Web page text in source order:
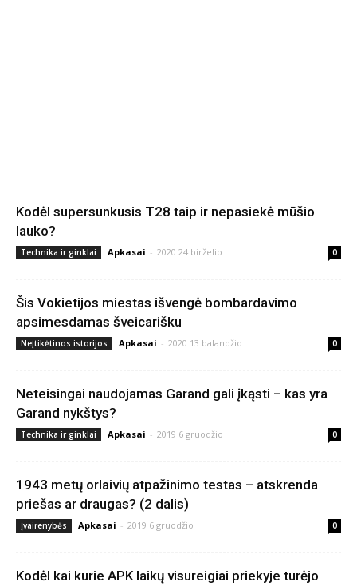
Kodėl supersunkusis T28 taip ir nepasiekė mūšio
lauko?
Technika ir ginklai Apkasai - 2020 24 birželio 0
Šis Vokietijos miestas išvengė bombardavimo
apsimesdamas šveicarišku
Neįtikėtinos istorijos Apkasai - 2020 13 balandžio 0
Neteisingai naudojamas Garand gali įkąsti – kas yra
Garand nykštys?
Technika ir ginklai Apkasai - 2019 6 gruodžio 0
1943 metų orlaivių atpažinimo testas – atskrenda
priešas ar draugas? (2 dalis)
Įvairenybės Apkasai - 2019 6 gruodžio 0
Kodėl kai kurie APK laikų visureigiai priekyje turėjo